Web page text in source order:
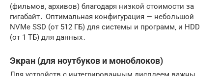
(фильмов‚ архивов) благодаря низкой стоимости за
гигабайт․ Оптимальная конфигурация — небольшой
NVMe SSD (от 512 ГБ) для системы и программ‚ и HDD
(от 1 ТБ) для данных․
Экран (для ноутбуков и моноблоков)